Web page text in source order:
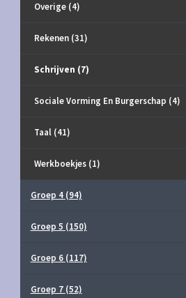
Overige (4)
Rekenen (31)
Schrijven (7)
Sociale Vorming En Burgerschap (4)
Taal (41)
Werkboekjes (1)
Groep 4 (94)
Groep 5 (150)
Groep 6 (117)
Groep 7 (52)